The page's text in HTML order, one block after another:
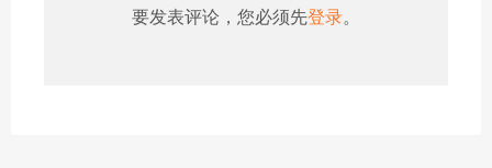
要发表评论，您必须先登录。